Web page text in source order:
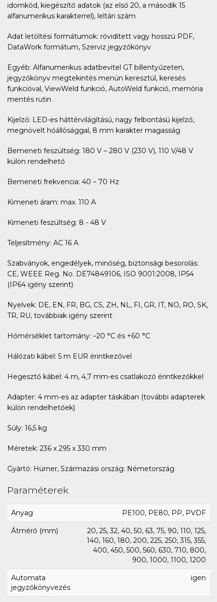
idomkód, kiegészítő adatok (az első 20, a második 15
alfanumerikus karakterrel), leltári szám
Adat letöltési formátumok: rövidített vagy hosszú PDF,
DataWork formátum, Szerviz jegyzőkönyv
Egyéb: Alfanumerikus adatbevitel GT billentyűzeten,
jegyzőkönyv megtekintés menün keresztül, keresés
funkcióval, ViewWeld funkció, AutoWeld funkció, memória
mentés rutin
Kijelző: LED-es háttérvilágítású, nagy felbontású kijelző,
megnövelt hőállósággal, 8 mm karakter magasság
Bemeneti feszültség: 180 V – 280 V (230 V), 110 V/48 V
külön rendelhető
Bemeneti frekvencia: 40 – 70 Hz
Kimeneti áram: max. 110 A
Kimeneti feszültség: 8 - 48 V
Teljesítmény: AC 16 A
Szabványok, engedélyek, minőség, biztonsági besorolás:
CE, WEEE Reg. No. DE74849106, ISO 9001:2008, IP54
(IP64 igény szerint)
Nyelvek: DE, EN, FR, BG, CS, ZH, NL, FI, GR, IT, NO, RO, SK,
TR, RU, továbbiak igény szerint
Hőmérséklet tartomány: –20 °C és +60 °C
Hálózati kábel: 5 m EUR érintkezővel
Hegesztő kábel: 4 m, 4,7 mm-es csatlakozó érintkezőkkel
Adapter: 4 mm-es az adapter táskában (további adapterek
külön rendelhetőek)
Súly: 16,5 kg
Méretek: 236 x 295 x 330 mm
Gyártó: Hürner, Származási ország: Németország
Paraméterek
Anyag PE100, PE80, PP, PVDF
Átmérő (mm)
20, 25, 32, 40, 50, 63, 75, 90, 110, 125,
140, 160, 180, 200, 225, 250, 315, 355,
400, 450, 500, 560, 630, 710, 800,
900, 1000, 1100, 1200
Automata
jegyzőkönyvezés
igen